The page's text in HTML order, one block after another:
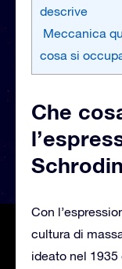
descrive
Meccanica
cosa si
Che
Con
cultura di
ideato nel